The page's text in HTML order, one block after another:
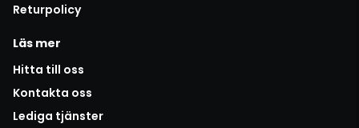
Returpolicy
Läs mer
Hitta till oss
Kontakta oss
Lediga tjänster